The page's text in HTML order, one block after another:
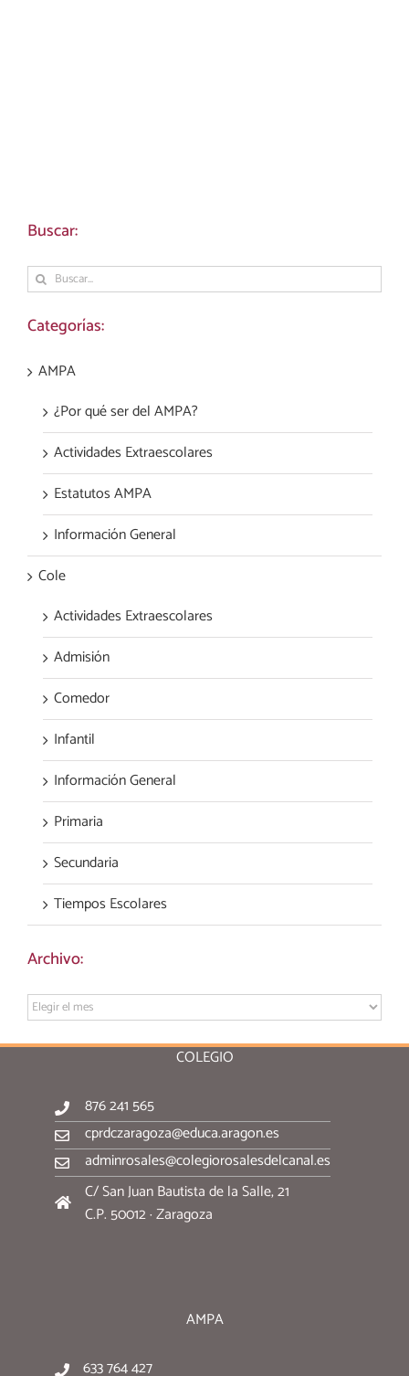
Buscar:
Buscar:
Categorías:
AMPA
¿Por qué ser del AMPA?
Actividades Extraescolares
Estatutos AMPA
Información General
Cole
Actividades Extraescolares
Admisión
Comedor
Infantil
Información General
Primaria
Secundaria
Tiempos Escolares
Archivo:
Archivo:
COLEGIO
876 241 565
cprdczaragoza@educa.aragon.es
adminrosales@colegiorosalesdelcanal.es
C/ San Juan Bautista de la Salle, 21
C.P. 50012 · Zaragoza
AMPA
633 764 427